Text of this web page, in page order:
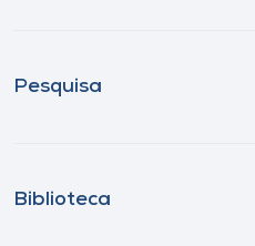
Pesquisa
Biblioteca